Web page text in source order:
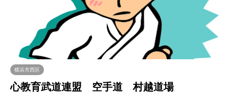
横浜市西区
心教育武道連盟 空手道 村越道場